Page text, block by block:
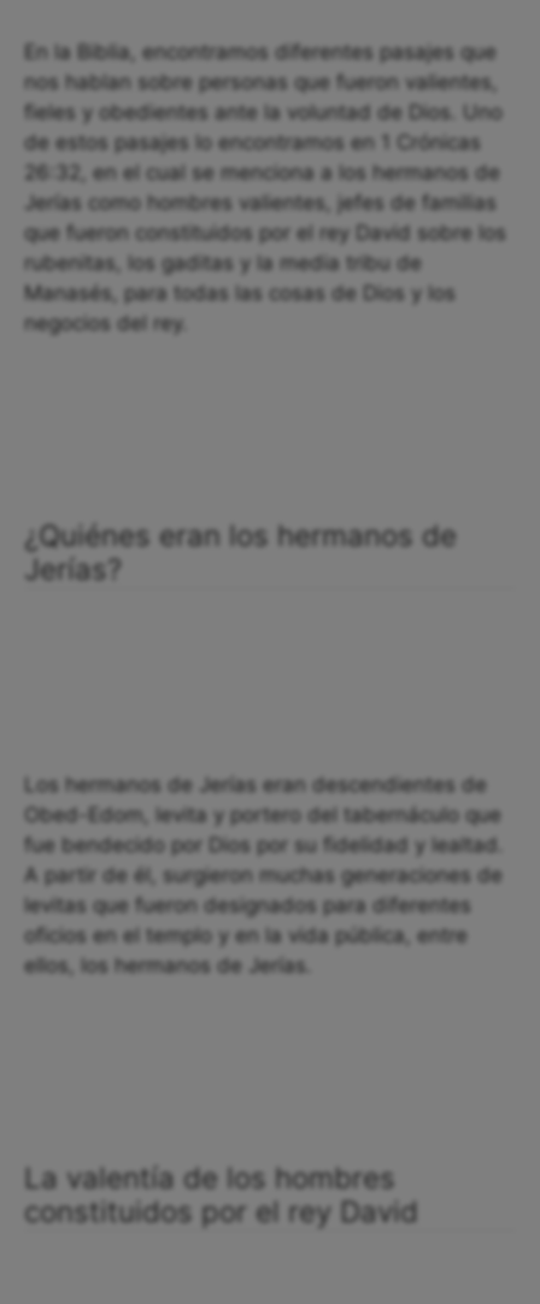
En la Biblia, encontramos diferentes pasajes que
nos hablan sobre personas que fueron valientes,
fieles y obedientes ante la voluntad de Dios. Uno
de estos pasajes lo encontramos en 1 Crónicas
26:32, en el cual se menciona a los hermanos de
Jerías como hombres valientes, jefes de familias
que fueron constituidos por el rey David sobre los
rubenitas, los gaditas y la media tribu de
Manasés, para todas las cosas de Dios y los
negocios del rey.
¿Quiénes eran los hermanos de
Jerías?
Los hermanos de Jerías eran descendientes de
Obed-Edom, levita y portero del tabernáculo que
fue bendecido por Dios por su fidelidad y lealtad.
A partir de él, surgieron muchas generaciones de
levitas que fueron designados para diferentes
oficios en el templo y en la vida pública, entre
ellos, los hermanos de Jerías.
La valentía de los hombres
constituidos por el rey David